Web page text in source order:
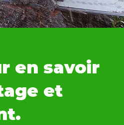
en savoir
et